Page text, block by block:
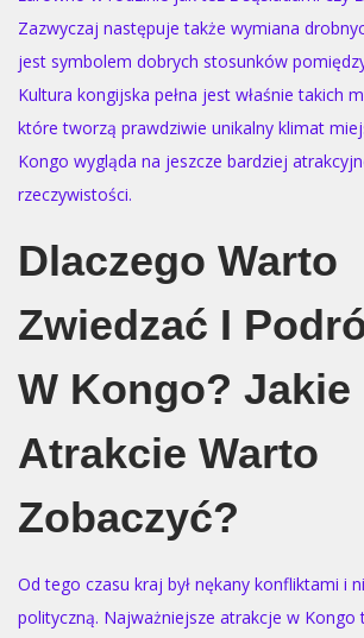
Zazwyczaj następuje także wymiana
jest symbolem dobrych stosunków
Kultura kongijska pełna jest właśnie takich
które tworzą prawdziwie unikalny klimat
Kongo wygląda na jeszcze bardziej
rzeczywistości.
Dlaczego Warto
Zwiedzać I
W Kongo? Jakie
Atrakcie Warto
Zobaczyć?
Od tego czasu kraj był nękany konfliktami i
polityczną. Najważniejsze atrakcje w